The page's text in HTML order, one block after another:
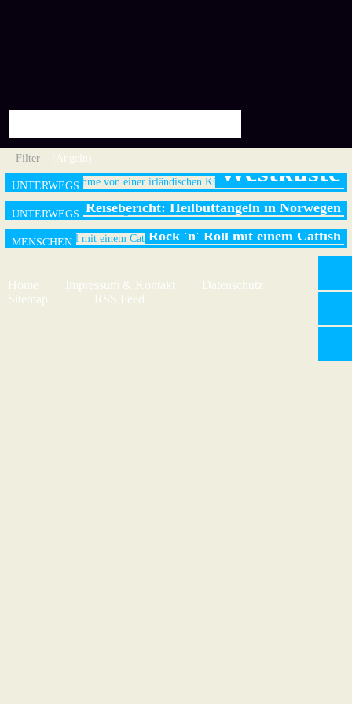
Filter (Angeln)
Reisebericht: Irlands
Westküste
Reisebericht: Heilbuttangeln in Norwegen
Rock 'n' Roll mit einem Catfish
Home Impressum & Kontakt
Datenschutz
Sitemap
RSS Feed